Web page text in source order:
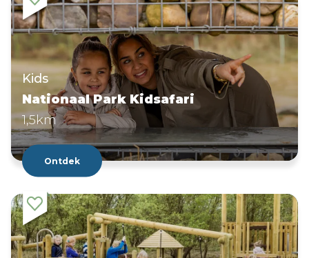
Kids
Nationaal Park Kidsafari
1,5km
Ontdek